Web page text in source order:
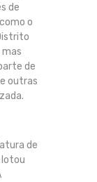
de
o
de
outras
de
lotou